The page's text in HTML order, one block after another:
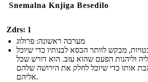
Snemalna Knjiga Besedilo
Zdrs: 1
מערכה ראשונה: פרולוג
מבקש לוותר הכסא לבנותיו כדי שיוכל
עבור פמליה וליהנות הפעם שהוא עזב. הוא דורש שכל
אותו כדי שיוכל לחלק את הירושה שלהם
אליהם.